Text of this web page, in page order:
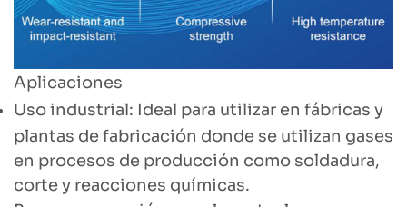
Aplicaciones
Uso industrial: Ideal para utilizar en fábricas y
plantas de fabricación donde se utilizan gases
en procesos de producción como soldadura,
corte y reacciones químicas.